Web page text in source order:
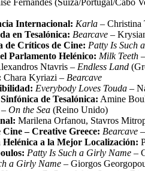
Fernandes (Suiza/Portugal/Cabo
Internacional: Karla – Christina
en Tesalónica: Bearcave –
de Críticos de Cine: Patty Is Such
Parlamento Helénico: Milk Teeth
Ntavris – Endless Land
Chara Kyriazi – Bearcave
Everybody Loves Touda –
de Tesalónica: Amine
On the Sea (Reino Unido)
Marilena Orfanou, Stavros
– Creative Greece: Bearcave
a la Mejor Localización:
Patty Is Such a Girly Name –
a Girly Name – Giorgos